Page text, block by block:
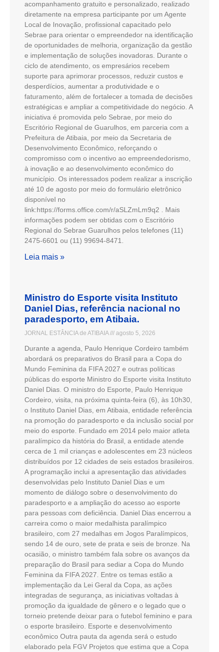
acompanhamento gratuito e personalizado, realizado
diretamente na empresa participante por um Agente
Local de Inovação, profissional capacitado pelo
Sebrae para orientar o empreendedor na identificação
de oportunidades de melhoria, organização da gestão
e implementação de soluções inovadoras. Durante o
ciclo de atendimento, os empresários recebem
suporte para aprimorar processos, reduzir custos e
desperdícios, aumentar a produtividade e o
faturamento, além de fortalecer a tomada de decisões
estratégicas e ampliar a competitividade do negócio. A
iniciativa é promovida pelo Sebrae, por meio do
Escritório Regional de Guarulhos, em parceria com a
Prefeitura de Atibaia, por meio da Secretaria de
Desenvolvimento Econômico, reforçando o
compromisso com o incentivo ao empreendedorismo,
à inovação e ao desenvolvimento econômico do
município. Os interessados podem realizar a inscrição
até 10 de agosto por meio do formulário eletrônico
disponível no
link:https://forms.office.com/r/aSLZmLm9q2 . Mais
informações podem ser obtidas com o Escritório
Regional do Sebrae Guarulhos pelos telefones (11)
2475-6601 ou (11) 99694-8471.
Leia mais »
Ministro do Esporte visita Instituto
Daniel Dias, referência nacional no
paradesporto, em Atibaia.
JORNAL ESTÂNCIA de ATIBAIA agosto 5, 2026
Durante a agenda, Paulo Henrique Cordeiro também
abordará os preparativos do Brasil para a Copa do
Mundo Feminina da FIFA 2027 e outras políticas
públicas do esporte Ministro do Esporte visita Instituto
Daniel Dias. O ministro do Esporte, Paulo Henrique
Cordeiro, visita, na próxima quinta-feira (6), às 10h30,
o Instituto Daniel Dias, em Atibaia, entidade referência
na promoção do paradesporto e da inclusão social por
meio do esporte. Fundado em 2014 pelo maior atleta
paralímpico da história do Brasil, a entidade atende
cerca de 1 mil crianças e adolescentes em 23 núcleos
distribuídos por 12 cidades de seis estados brasileiros.
A programação inclui a apresentação das atividades
desenvolvidas pelo Instituto Daniel Dias e um
momento de diálogo sobre o desenvolvimento do
paradesporto e a ampliação do acesso ao esporte
para pessoas com deficiência. Daniel Dias encerrou a
carreira como o maior medalhista paralímpico
brasileiro, com 27 medalhas em Jogos Paralímpicos,
sendo 14 de ouro, sete de prata e seis de bronze. Na
ocasião, o ministro também fala sobre os avanços da
preparação do Brasil para sediar a Copa do Mundo
Feminina da FIFA 2027. Entre os temas estão a
implementação da Lei Geral da Copa, as ações
integradas de segurança, as iniciativas voltadas à
promoção da igualdade de gênero e o legado que o
torneio pretende deixar para o futebol feminino e para
o esporte brasileiro. Esporte e desenvolvimento
econômico Outra pauta da agenda será o estudo
elaborado pela FGV Projetos que estima que a Copa